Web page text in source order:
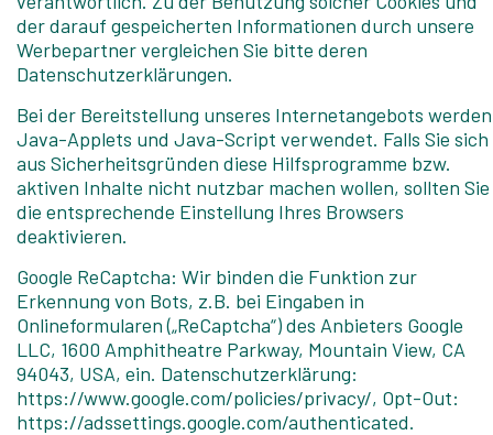
der darauf gespeicherten Informationen durch unsere
Werbepartner vergleichen Sie bitte deren
Datenschutzerklärungen.
Bei der Bereitstellung unseres Internetangebots werden
Java-Applets und Java-Script verwendet. Falls Sie sich
aus Sicherheitsgründen diese Hilfsprogramme bzw.
aktiven Inhalte nicht nutzbar machen wollen, sollten Sie
die entsprechende Einstellung Ihres Browsers
deaktivieren.
Google ReCaptcha: Wir binden die Funktion zur
Erkennung von Bots, z.B. bei Eingaben in
Onlineformularen („ReCaptcha“) des Anbieters Google
LLC, 1600 Amphitheatre Parkway, Mountain View, CA
94043, USA, ein. Datenschutzerklärung:
https://www.google.com/policies/privacy/, Opt-Out:
https://adssettings.google.com/authenticated.